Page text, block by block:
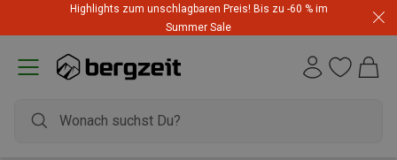
Highlights zum unschlagbaren Preis! Bis zu -60 % im
Summer Sale